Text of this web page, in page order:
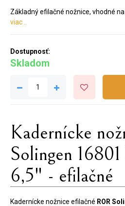
Základný efilačné nožnice, vhodné
viac ..
Dostupnosť:
Skladom
Kadernícke
Solingen
6,5" - efilačné
Kadernícke nožnice efilačné ROR